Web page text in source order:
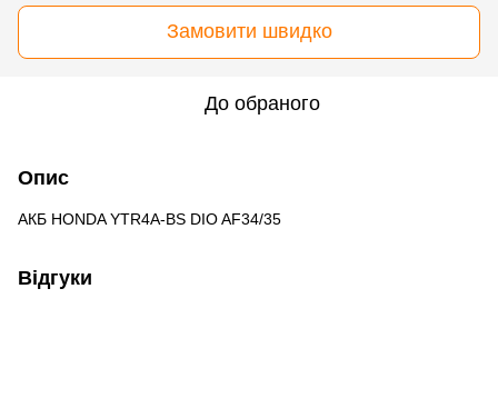
Замовити швидко
До обраного
Опис
АКБ HONDA YTR4A-BS DIO AF34/35
Відгуки